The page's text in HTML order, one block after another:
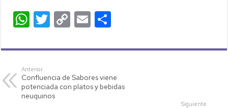
W
at
s
A
p
T
tt
C
p
Li
E
ail m
ar
Anterior
Confluencia de Sabores viene
potenciada con platos y bebidas
neuquinos
Siguiente